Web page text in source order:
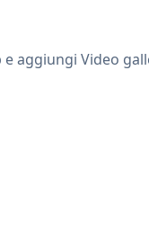
aggiungi Video